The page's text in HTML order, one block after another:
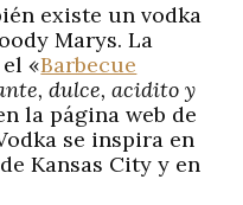
existe un vodka
Marys. La
«Barbecue
dulce, acidito y
la página web de
se inspira en
Kansas City y en